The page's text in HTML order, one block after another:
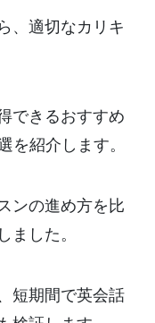
、適切なカリキ
できるおすすめ
を紹介します。
ンの進め方を比
ました。
短期間で英会話